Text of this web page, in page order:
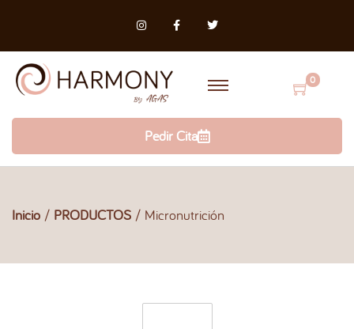
0
Pedir Cita
Inicio / PRODUCTOS / Micronutrición